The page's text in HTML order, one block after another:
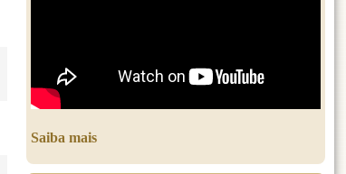
Saiba mais